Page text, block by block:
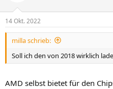
14 Okt. 2022
milla schrieb:
Soll ich den von 2018 wirklich
AMD selbst bietet für den